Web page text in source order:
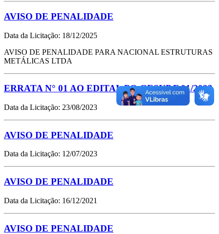
AVISO DE PENALIDADE
Data da Licitação: 18/12/2025
AVISO DE PENALIDADE PARA NACIONAL ESTRUTURAS
METÁLICAS LTDA
ERRATA N° 01 AO EDITAL PQ GESUP.F 01/2023
Data da Licitação: 23/08/2023
AVISO DE PENALIDADE
Data da Licitação: 12/07/2023
AVISO DE PENALIDADE
Data da Licitação: 16/12/2021
AVISO DE PENALIDADE